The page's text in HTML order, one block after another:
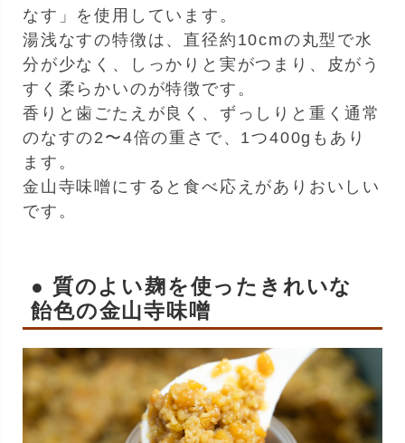
なす」を使用しています。
湯浅なすの特徴は、直径約10cmの丸型で水
分が少なく、しっかりと実がつまり、皮がう
すく柔らかいのが特徴です。
香りと歯ごたえが良く、ずっしりと重く通常
のなすの2〜4倍の重さで、1つ400gもあり
ます。
金山寺味噌にすると食べ応えがありおいしい
です。
● 質のよい麹を使ったきれいな
飴色の金山寺味噌